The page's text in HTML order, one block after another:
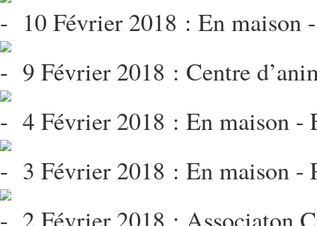
10 Février 2018 : En maison
9 Février 2018 : Centre
4 Février 2018 : En maison -
3 Février 2018 : En maison -